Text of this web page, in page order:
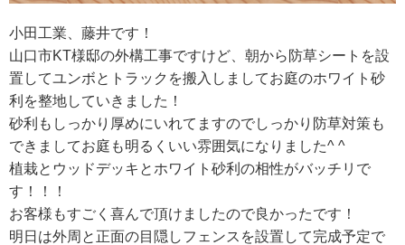
小田工業、藤井です！
山口市KT様邸の外構工事ですけど、朝から防草シートを設
置してユンボとトラックを搬入しましてお庭のホワイト砂
利を整地していきました！
砂利もしっかり厚めにいれてますのでしっかり防草対策も
できましてお庭も明るくいい雰囲気になりました^ ^
植栽とウッドデッキとホワイト砂利の相性がバッチリで
す！！！
お客様もすごく喜んで頂けましたので良かったです！
明日は外周と正面の目隠しフェンスを設置して完成予定で